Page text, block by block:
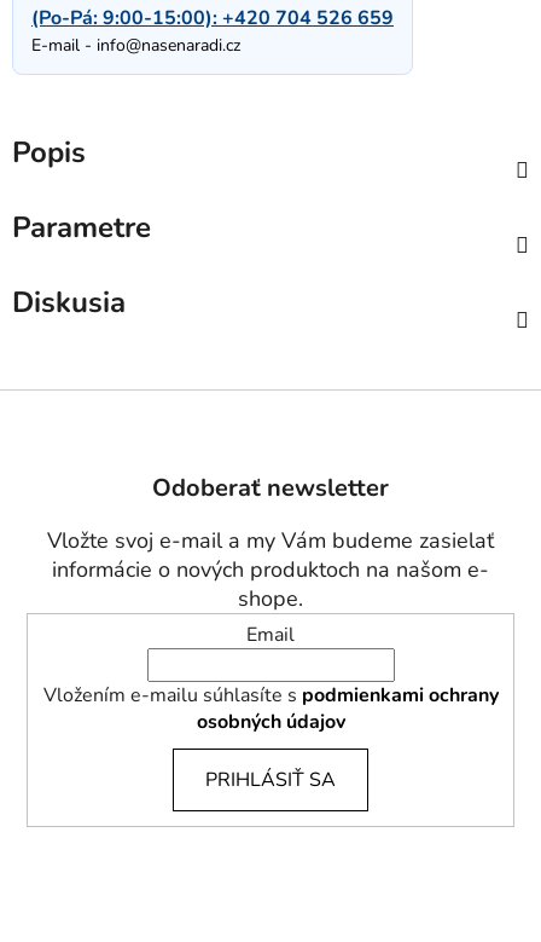
(Po-Pá: 9:00-15:00):+420 704 526 659
E-mail - info@nasenaradi.cz
Popis
Parametre
Diskusia
Odoberať newsletter
Vložte svoj e-mail a my Vám budeme zasielať
informácie o nových produktoch na našom e-
shope.
Email
Vložením e-mailu súhlasíte s podmienkami ochrany
osobných údajov
PRIHLÁSIŤ SA